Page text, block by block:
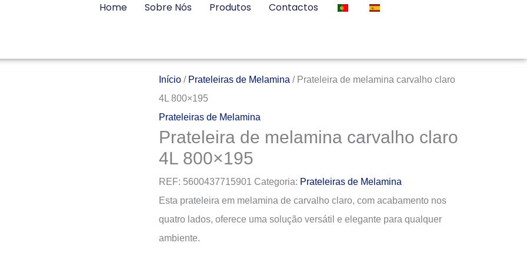
Home Sobre Nós Produtos Contactos
Início/ Prateleiras de Melamina / Prateleira de melamina carvalho claro
4L 800×195
Prateleiras de Melamina
Prateleira de melamina carvalho claro
4L 800×195
REF: 5600437715901 Categoria: Prateleiras de Melamina
Esta prateleira em melamina de carvalho claro, com acabamento nos
quatro lados, oferece uma solução versátil e elegante para qualquer
ambiente.